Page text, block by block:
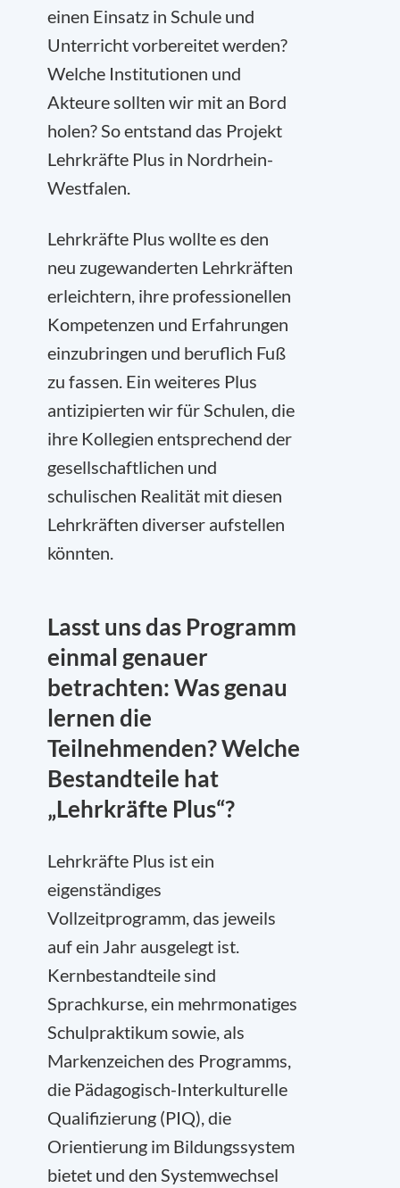
einen Einsatz in Schule und
Unterricht vorbereitet werden?
Welche Institutionen und
Akteure sollten wir mit an Bord
holen? So entstand das Projekt
Lehrkräfte Plus in Nordrhein-
Westfalen.
Lehrkräfte Plus wollte es den
neu zugewanderten Lehrkräften
erleichtern, ihre professionellen
Kompetenzen und Erfahrungen
einzubringen und beruflich Fuß
zu fassen. Ein weiteres Plus
antizipierten wir für Schulen, die
ihre Kollegien entsprechend der
gesellschaftlichen und
schulischen Realität mit diesen
Lehrkräften diverser aufstellen
könnten.
Lasst uns das Programm
einmal genauer
betrachten: Was genau
lernen die
Teilnehmenden? Welche
Bestandteile hat
„Lehrkräfte Plus“?
Lehrkräfte Plus ist ein
eigenständiges
Vollzeitprogramm, das jeweils
auf ein Jahr ausgelegt ist.
Kernbestandteile sind
Sprachkurse, ein mehrmonatiges
Schulpraktikum sowie, als
Markenzeichen des Programms,
die Pädagogisch-Interkulturelle
Qualifizierung (PIQ), die
Orientierung im Bildungssystem
bietet und den Systemwechsel